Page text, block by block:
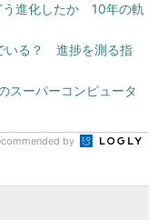
う進化したか 10年の軌
いる？ 進捗を測る指
スーパーコンピュータ
by